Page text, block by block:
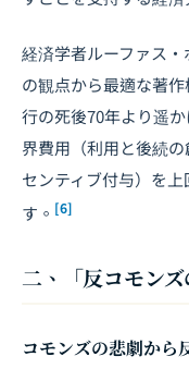
経済学者ルーファス
の観点から最適な著
行の死後70年より遥
界費用（利用と後続
センティブ付与）を
す。 [6]
二、「反コモン
コモンズの悲劇から